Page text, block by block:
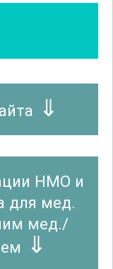
НМО и
для мед.
мед./